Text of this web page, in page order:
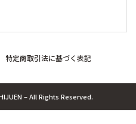
特定商取引法に基づく表記
– All Rights Reserved.